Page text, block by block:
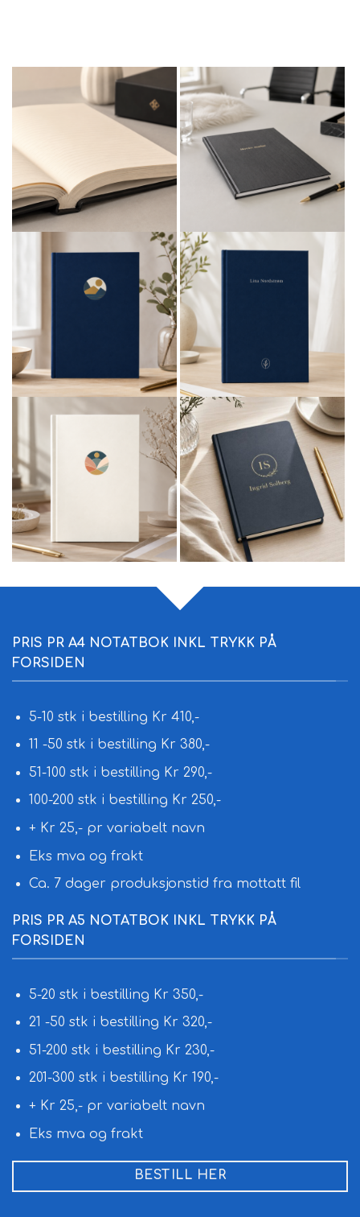
PRIS PR A4 NOTATBOK INKL TRYKK PÅ
FORSIDEN
5-10 stk i bestilling Kr 410,-
11 -50 stk i bestilling Kr 380,-
51-100 stk i bestilling Kr 290,-
100-200 stk i bestilling Kr 250,-
+ Kr 25,- pr variabelt navn
Eks mva og frakt
Ca. 7 dager produksjonstid fra mottatt fil
PRIS PR A5 NOTATBOK INKL TRYKK PÅ
FORSIDEN
5-20 stk i bestilling Kr 350,-
21 -50 stk i bestilling Kr 320,-
51-200 stk i bestilling Kr 230,-
201-300 stk i bestilling Kr 190,-
+ Kr 25,- pr variabelt navn
Eks mva og frakt
BESTILL HER